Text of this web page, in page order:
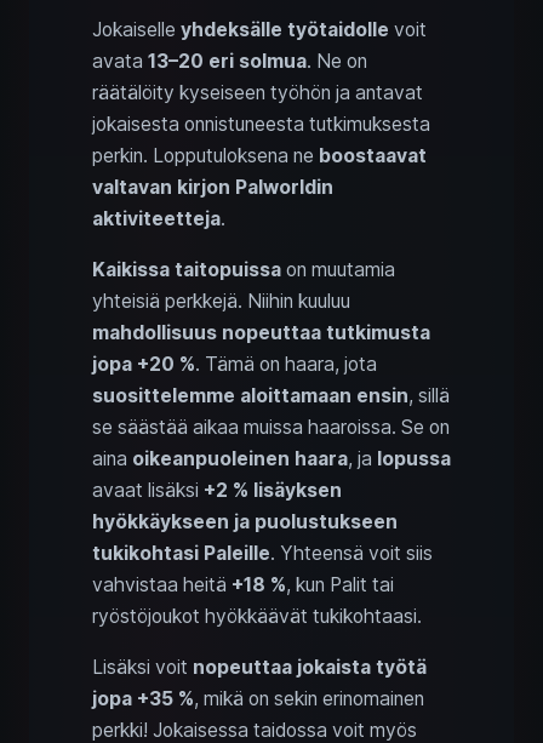
Jokaiselle yhdeksälle työtaidolle voit
avata 13–20 eri solmua. Ne on
räätälöity kyseiseen työhön ja antavat
jokaisesta onnistuneesta tutkimuksesta
perkin. Lopputuloksena ne boostaavat
valtavan kirjon Palworldin
aktiviteetteja.
Kaikissa taitopuissa on muutamia
yhteisiä perkkejä. Niihin kuuluu
mahdollisuus nopeuttaa tutkimusta
jopa +20 %. Tämä on haara, jota
suosittelemme aloittamaan ensin, sillä
se säästää aikaa muissa haaroissa. Se on
aina oikeanpuoleinen haara, ja lopussa
avaat lisäksi +2 % lisäyksen
hyökkäykseen ja puolustukseen
tukikohtasi Paleille. Yhteensä voit siis
vahvistaa heitä +18 %, kun Palit tai
ryöstöjoukot hyökkäävät tukikohtaasi.
Lisäksi voit nopeuttaa jokaista työtä
jopa +35 %, mikä on sekin erinomainen
perkki! Jokaisessa taidossa voit myös